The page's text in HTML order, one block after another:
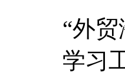
“外
学习